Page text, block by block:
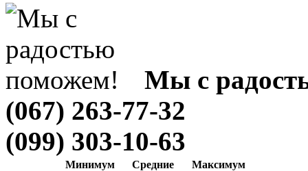
Мы с
(067) 263-77-32
(099) 303-10-63
Минимум Средние
Максимум